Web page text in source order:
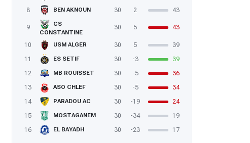
8
BEN AKNOUN 30 2 43
9
CS
CONSTANTINE
30 5 43
10 USM ALGER 30 5
39
11
ES SETIF 30 -3
39
12
MB ROUISSET 30 -5
36
13
ASO CHLEF 30 -5
34
14
PARADOU AC 30 -19
24
15
MOSTAGANEM 30 -34
19
16
EL BAYADH 30 -23 17